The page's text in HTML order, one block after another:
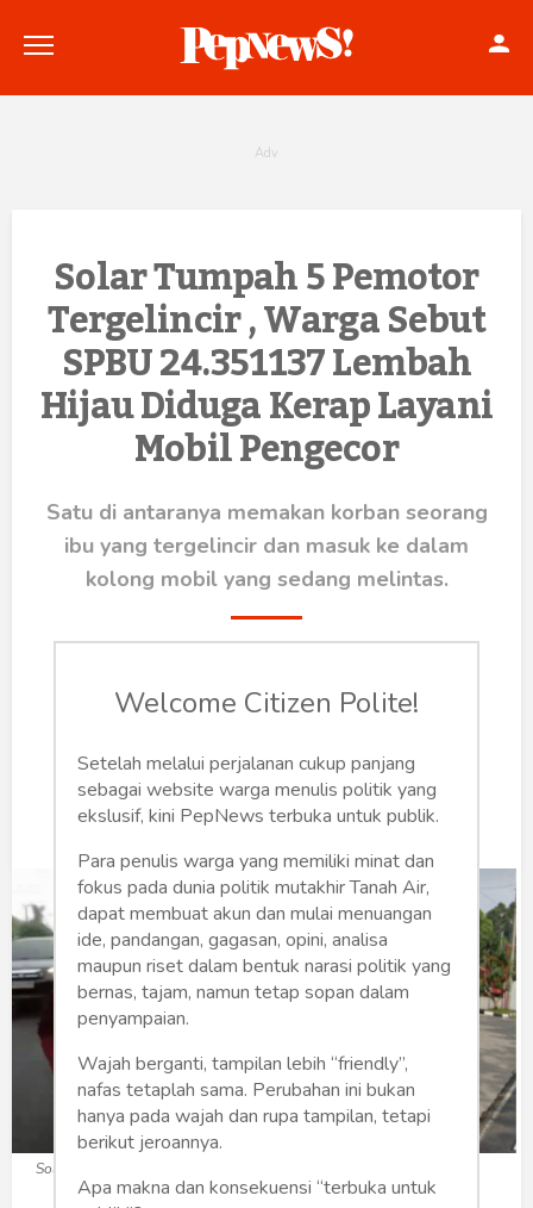
Politik
Konstitusi
Hankam
Internasional
Humaniora
Sketsa
Tekno
Wisata
Wanita
Solar Tumpah 5 Pemotor
Tergelincir , Warga Sebut
SPBU 24.351137 Lembah
Hijau Diduga Kerap Layani
Mobil Pengecor
Satu di antaranya memakan korban seorang
ibu yang tergelincir dan masuk ke dalam
kolong mobil yang sedang melintas.
Senin, 28 Oktober 2024 | 06:09 WIB
Solar tumpah 5 motor tergelincir,
Welcome Citizen Polite!
Setelah melalui perjalanan cukup panjang
sebagai website warga menulis politik yang
ekslusif, kini PepNews terbuka untuk publik.
Para penulis warga yang memiliki minat dan
fokus pada dunia politik mutakhir Tanah Air,
dapat membuat akun dan mulai menuangan
ide, pandangan, gagasan, opini, analisa
maupun riset dalam bentuk narasi politik yang
bernas, tajam, namun tetap sopan dalam
penyampaian.
Wajah berganti, tampilan lebih “friendly”,
nafas tetaplah sama. Perubahan ini bukan
hanya pada wajah dan rupa tampilan, tetapi
berikut jeroannya.
Apa makna dan konsekuensi “terbuka untuk